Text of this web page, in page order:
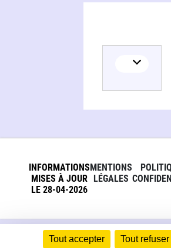
Tout accepter Tout refuser
INFORMATIONS
MISES À JOUR
LE 28-04-2026
MENTIONS
LÉGALES